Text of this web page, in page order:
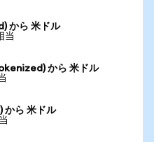
から 米ドル
当
から 米ドル
ら 米ドル